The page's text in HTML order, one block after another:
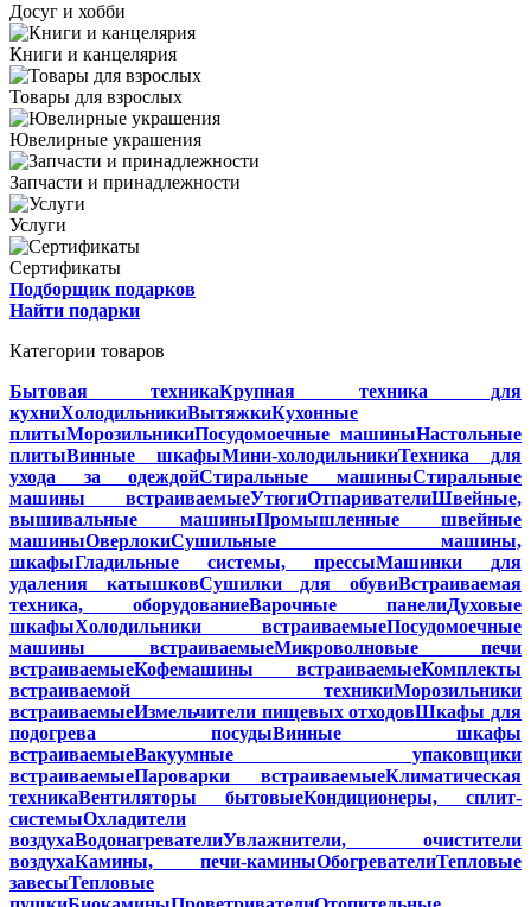
Досуг и хобби
Книги и канцелярия
Товары для взрослых
Ювелирные украшения
Запчасти и принадлежности
Услуги
Сертификаты
Подборщик подарков
Найти подарки
Категории товаров
Бытовая техникаКрупная техника для
кухниХолодильникиВытяжкиКухонные
плитыМорозильникиПосудомоечные машиныНастольные
плитыВинные шкафыМини-холодильникиТехника для
ухода за одеждойСтиральные машиныСтиральные
машины встраиваемыеУтюгиОтпаривателиШвейные,
вышивальные машиныПромышленные швейные
машиныОверлокиСушильные машины,
шкафыГладильные системы, прессыМашинки для
удаления катышковСушилки для обувиВстраиваемая
техника, оборудованиеВарочные панелиДуховые
шкафыХолодильники встраиваемыеПосудомоечные
машины встраиваемыеМикроволновые печи
встраиваемыеКофемашины встраиваемыеКомплекты
встраиваемой техникиМорозильники
встраиваемыеИзмельчители пищевых отходовШкафы для
подогрева посудыВинные шкафы
встраиваемыеВакуумные упаковщики
встраиваемыеПароварки встраиваемыеКлиматическая
техникаВентиляторы бытовыеКондиционеры, сплит-
системыОхладители
воздухаВодонагревателиУвлажнители, очистители
воздухаКамины, печи-каминыОбогревателиТепловые
завесыТепловые